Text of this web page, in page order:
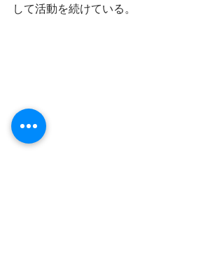
して活動を続けている。